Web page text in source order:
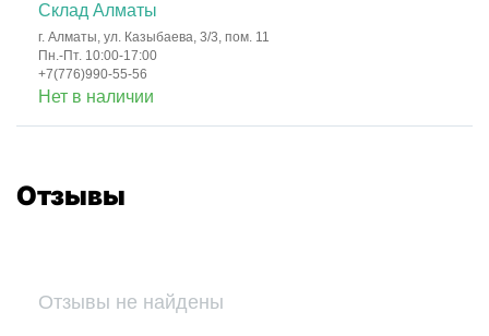
Склад Алматы
г. Алматы, ул. Казыбаева, 3/3, пом. 11
Пн.-Пт. 10:00-17:00
+7(776)990-55-56
Нет в наличии
Отзывы
Отзывы не найдены